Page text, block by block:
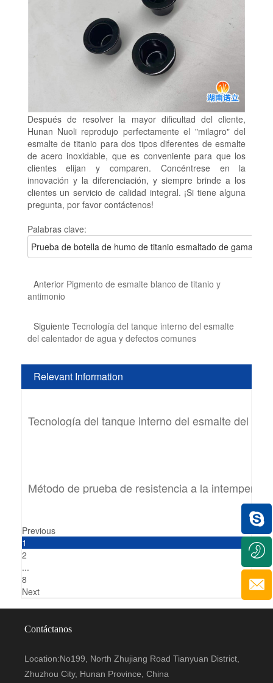
Después de resolver la mayor dificultad del cliente,
Hunan Nuoli reprodujo perfectamente el "milagro" del
esmalte de titanio para dos tipos diferentes de esmalte
de acero inoxidable, que es conveniente para que los
clientes elijan y comparen. Concéntrese en la
innovación y la diferenciación, y siempre brinde a los
clientes un servicio de calidad integral. ¡Si tiene alguna
pregunta, por favor contáctenos!
Palabras clave:
Prueba de botella de humo de titanio esmaltado de gama
Anterior Pigmento de esmalte blanco de titanio y
antimonio
Siguiente Tecnología del tanque interno del esmalte
del calentador de agua y defectos comunes
Relevant Information
Tecnología del tanque interno del esmalte del
Método de prueba de resistencia a la intemperie
Previous
1
2
...
8
Next
Contáctanos
Location:No199, North Zhujiang Road Tianyuan District,
Zhuzhou City, Hunan Province, China